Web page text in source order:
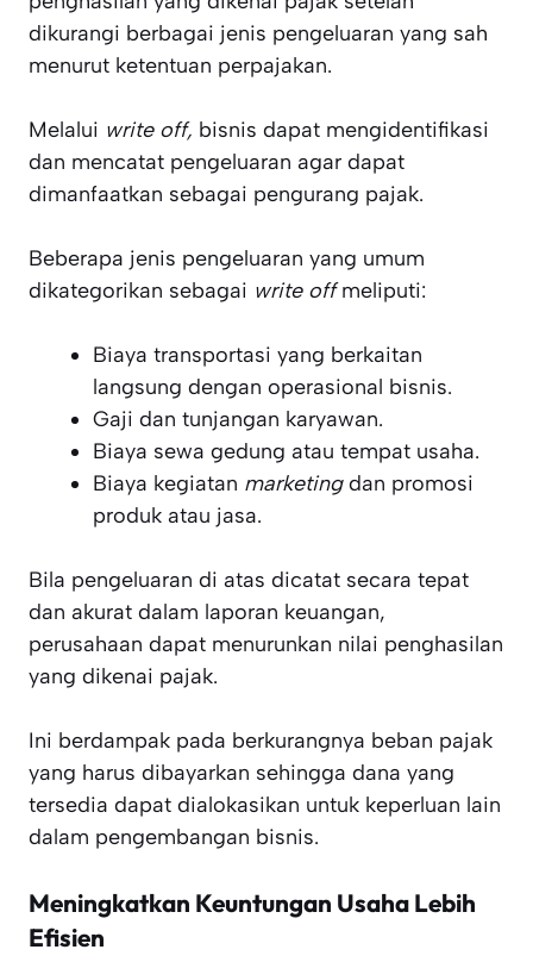
dikurangi berbagai jenis pengeluaran yang sah
menurut ketentuan perpajakan.
Melalui write off, bisnis dapat mengidentifikasi
dan mencatat pengeluaran agar dapat
dimanfaatkan sebagai pengurang pajak.
Beberapa jenis pengeluaran yang umum
dikategorikan sebagai write offmeliputi:
Biaya transportasi yang berkaitan
langsung dengan operasional bisnis.
Gaji dan tunjangan karyawan.
Biaya sewa gedung atau tempat usaha.
Biaya kegiatan marketingdan promosi
produk atau jasa.
Bila pengeluaran di atas dicatat secara tepat
dan akurat dalam laporan keuangan,
perusahaan dapat menurunkan nilai penghasilan
yang dikenai pajak.
Ini berdampak pada berkurangnya beban pajak
yang harus dibayarkan sehingga dana yang
tersedia dapat dialokasikan untuk keperluan lain
dalam pengembangan bisnis.
Meningkatkan Keuntungan Usaha Lebih
Efisien